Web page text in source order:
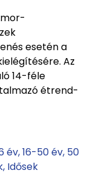
esetén a
Az
14-féle
étrend-
év 16-50 év 50
Idősek